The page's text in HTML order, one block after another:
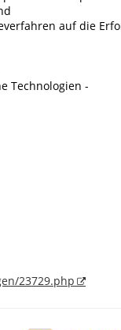
auf die
Technologien -
23729.php